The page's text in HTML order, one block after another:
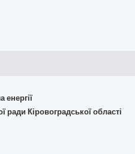
енергії
ради Кіровоградської області